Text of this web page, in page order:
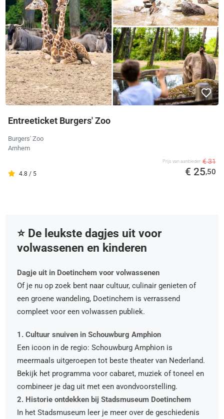
Entreeticket Burgers' Zoo
Burgers' Zoo
Arnhem
4.8 / 5
Prijs van aanbieder € 31
€ 25,50
⭐️ De leukste dagjes uit voor
volwassenen en kinderen
Dagje uit in Doetinchem voor volwassenen
Of je nu op zoek bent naar cultuur, culinair genieten of
een groene wandeling, Doetinchem is verrassend
compleet voor een volwassen publiek.
1. Cultuur snuiven in Schouwburg Amphion
Een icoon in de regio: Schouwburg Amphion is
meermaals uitgeroepen tot beste theater van Nederland.
Bekijk het programma voor cabaret, muziek of toneel en
combineer je dag uit met een avondvoorstelling.
2. Historie ontdekken bij Stadsmuseum Doetinchem
In het Stadsmuseum leer je meer over de geschiedenis